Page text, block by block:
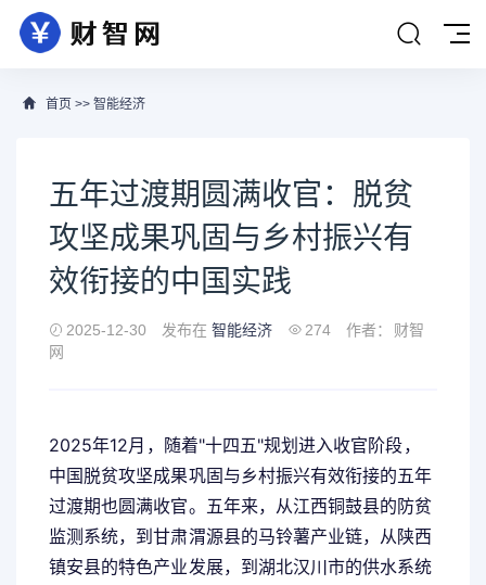
首页 >> 智能经济
五年过渡期圆满收官：脱贫
攻坚成果巩固与乡村振兴有
效衔接的中国实践
2025-12-30 发布在 智能经济 274 作者：
财智
网
2025年12月，随着"十四五"规划进入收官阶段，
中国脱贫攻坚成果巩固与乡村振兴有效衔接的五年
过渡期也圆满收官。五年来，从江西铜鼓县的防贫
监测系统，到甘肃渭源县的马铃薯产业链，从陕西
镇安县的特色产业发展，到湖北汉川市的供水系统